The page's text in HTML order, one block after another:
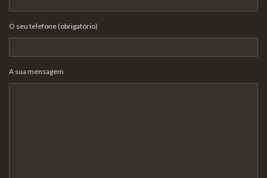
O seu telefone (obrigatório)
A sua mensagem